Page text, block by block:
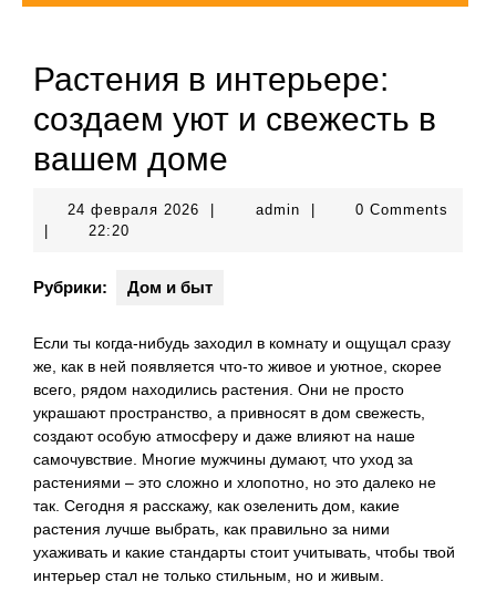
Растения в интерьере:
создаем уют и свежесть в
вашем доме
24 февраля 2026 24
adminadmin
0 Comments
22:20
Рубрики: Дом и быт
Если ты когда-нибудь заходил в комнату и ощущал сразу
же, как в ней появляется что-то живое и уютное, скорее
всего, рядом находились растения. Они не просто
украшают пространство, а привносят в дом свежесть,
создают особую атмосферу и даже влияют на наше
самочувствие. Многие мужчины думают, что уход за
растениями – это сложно и хлопотно, но это далеко не
так. Сегодня я расскажу, как озеленить дом, какие
растения лучше выбрать, как правильно за ними
ухаживать и какие стандарты стоит учитывать, чтобы твой
интерьер стал не только стильным, но и живым.